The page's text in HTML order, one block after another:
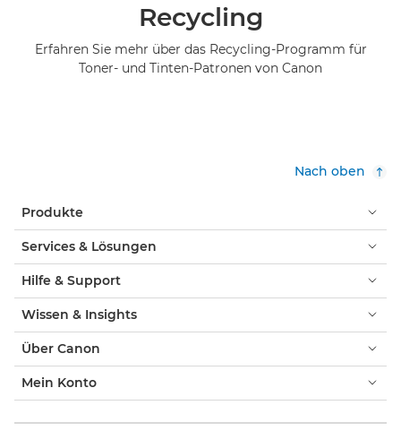
Recycling
Erfahren Sie mehr über das Recycling-Programm für
Toner- und Tinten-Patronen von Canon
Nach oben
Produkte
Services & Lösungen
Hilfe & Support
Wissen & Insights
Über Canon
Mein Konto